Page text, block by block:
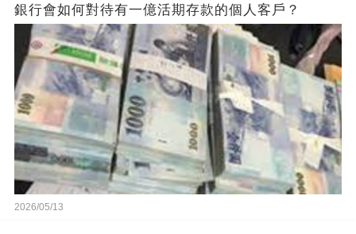
銀行會如何對待有一億活期存款的個人客戶？
2026/05/13